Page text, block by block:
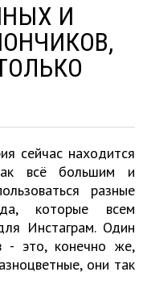
И
сейчас находится
всё большим и
разные
которые всем
Инстаграм. Один
- это, конечно же,
они так